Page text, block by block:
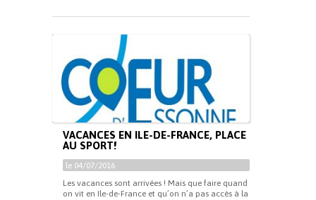
VACANCES EN ILE-DE-FRANCE, PLACE
AU SPORT!
le 04/07/2016
Les vacances sont arrivées ! Mais que faire quand
on vit en Ile-de-France et qu’on n’a pas accès à la